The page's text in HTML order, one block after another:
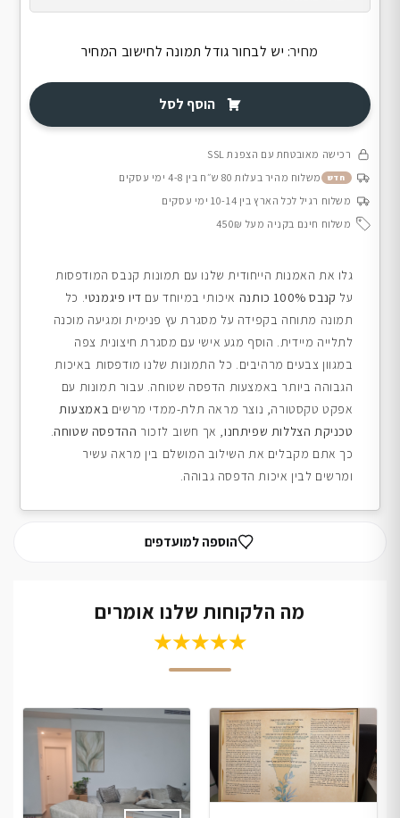
מחיר: יש לבחור גודל תמונה לחישוב המחיר
הוסף לסל
רכישה מאובטחת עם הצפנת SSL
חדש
משלוח מהיר בעלות 80 ש״ח בין 4-8 ימי עסקים
משלוח רגיל לכל הארץ בין 10-14 ימי עסקים
משלוח חינם בקניה מעל 450₪
גלו את האמנות הייחודית שלנו עם תמונות קנבס המודפסות
על קנבס 100% כותנה איכותי במיוחד עם דיו פיגמנטי. כל
תמונה מתוחה בקפידה על מסגרת עץ פנימית ומגיעה מוכנה
לתלייה מיידית. הוסף מגע אישי עם מסגרת חיצונית צפה
במגוון צבעים מרהיבים. כל התמונות שלנו מודפסות באיכות
הגבוהה ביותר באמצעות הדפסה שטוחה. עבור תמונות עם
אפקט טקסטורה, נוצר מראה תלת-ממדי מרשים באמצעות
טכניקת הצללות שפיתחנו, אך חשוב לזכור ההדפסה שטוחה.
כך אתם מקבלים את השילוב המושלם בין מראה עשיר
ומרשים לבין איכות הדפסה גבוהה.
הוספה למועדפים
מה הלקוחות שלנו אומרים
★★★★★